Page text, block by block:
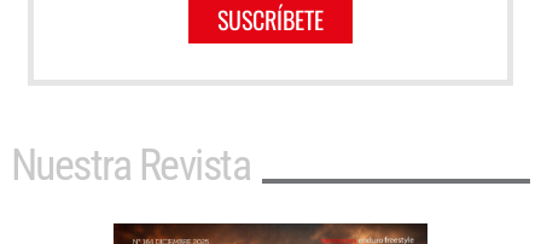
SUSCRÍBETE
Nuestra Revista